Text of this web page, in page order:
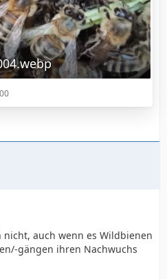
auch wenn es Wildbienen
gängen ihren Nachwuchs